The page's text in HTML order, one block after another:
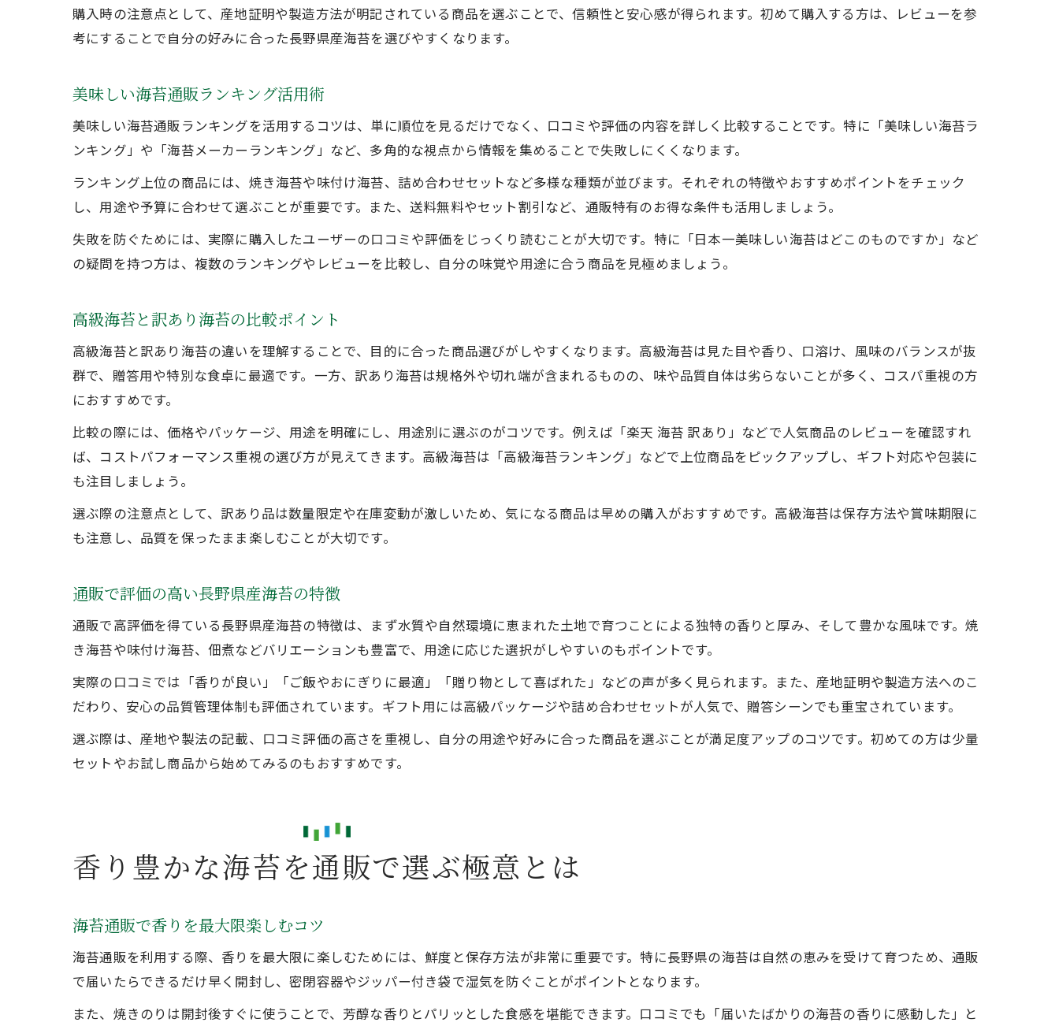
海苔通販ランキングで分かる長野県産の魅力
海苔通販ランキングから読み解く魅力
長野県産海苔の通販利用者の評判
海苔通販で選ばれる長野産の秘密
お取り寄せ海苔のギフト対応が人気の理由
海苔通販ギフトが選ばれる納得の理由
長野県産海苔を贈る通販活用法
ギフト対応海苔通販のメリット解説
購入時の注意点として、産地証明や製造方法が明記されている商品を選ぶことで、信頼性と安心感が得られます。初めて購入する方は、レビューを参
考にすることで自分の好みに合った長野県産海苔を選びやすくなります。
美味しい海苔通販ランキング活用術
美味しい海苔通販ランキングを活用するコツは、単に順位を見るだけでなく、口コミや評価の内容を詳しく比較することです。特に「美味しい海苔ラ
ンキング」や「海苔メーカーランキング」など、多角的な視点から情報を集めることで失敗しにくくなります。
ランキング上位の商品には、焼き海苔や味付け海苔、詰め合わせセットなど多様な種類が並びます。それぞれの特徴やおすすめポイントをチェック
し、用途や予算に合わせて選ぶことが重要です。また、送料無料やセット割引など、通販特有のお得な条件も活用しましょう。
失敗を防ぐためには、実際に購入したユーザーの口コミや評価をじっくり読むことが大切です。特に「日本一美味しい海苔はどこのものですか」など
の疑問を持つ方は、複数のランキングやレビューを比較し、自分の味覚や用途に合う商品を見極めましょう。
高級海苔と訳あり海苔の比較ポイント
高級海苔と訳あり海苔の違いを理解することで、目的に合った商品選びがしやすくなります。高級海苔は見た目や香り、口溶け、風味のバランスが抜
群で、贈答用や特別な食卓に最適です。一方、訳あり海苔は規格外や切れ端が含まれるものの、味や品質自体は劣らないことが多く、コスパ重視の方
におすすめです。
比較の際には、価格やパッケージ、用途を明確にし、用途別に選ぶのがコツです。例えば「楽天 海苔 訳あり」などで人気商品のレビューを確認すれ
ば、コストパフォーマンス重視の選び方が見えてきます。高級海苔は「高級海苔ランキング」などで上位商品をピックアップし、ギフト対応や包装に
も注目しましょう。
選ぶ際の注意点として、訳あり品は数量限定や在庫変動が激しいため、気になる商品は早めの購入がおすすめです。高級海苔は保存方法や賞味期限に
も注意し、品質を保ったまま楽しむことが大切です。
通販で評価の高い長野県産海苔の特徴
通販で高評価を得ている長野県産海苔の特徴は、まず水質や自然環境に恵まれた土地で育つことによる独特の香りと厚み、そして豊かな風味です。焼
き海苔や味付け海苔、佃煮などバリエーションも豊富で、用途に応じた選択がしやすいのもポイントです。
実際の口コミでは「香りが良い」「ご飯やおにぎりに最適」「贈り物として喜ばれた」などの声が多く見られます。また、産地証明や製造方法へのこ
だわり、安心の品質管理体制も評価されています。ギフト用には高級パッケージや詰め合わせセットが人気で、贈答シーンでも重宝されています。
選ぶ際は、産地や製法の記載、口コミ評価の高さを重視し、自分の用途や好みに合った商品を選ぶことが満足度アップのコツです。初めての方は少量
セットやお試し商品から始めてみるのもおすすめです。
香り豊かな海苔を通販で選ぶ極意とは
海苔通販で香りを最大限楽しむコツ
海苔通販を利用する際、香りを最大限に楽しむためには、鮮度と保存方法が非常に重要です。特に長野県の海苔は自然の恵みを受けて育つため、通販
で届いたらできるだけ早く開封し、密閉容器やジッパー付き袋で湿気を防ぐことがポイントとなります。
また、焼きのりは開封後すぐに使うことで、芳醇な香りとパリッとした食感を堪能できます。口コミでも「届いたばかりの海苔の香りに感動した」と
お問い合わせはこちら
お問い合わせはこちら